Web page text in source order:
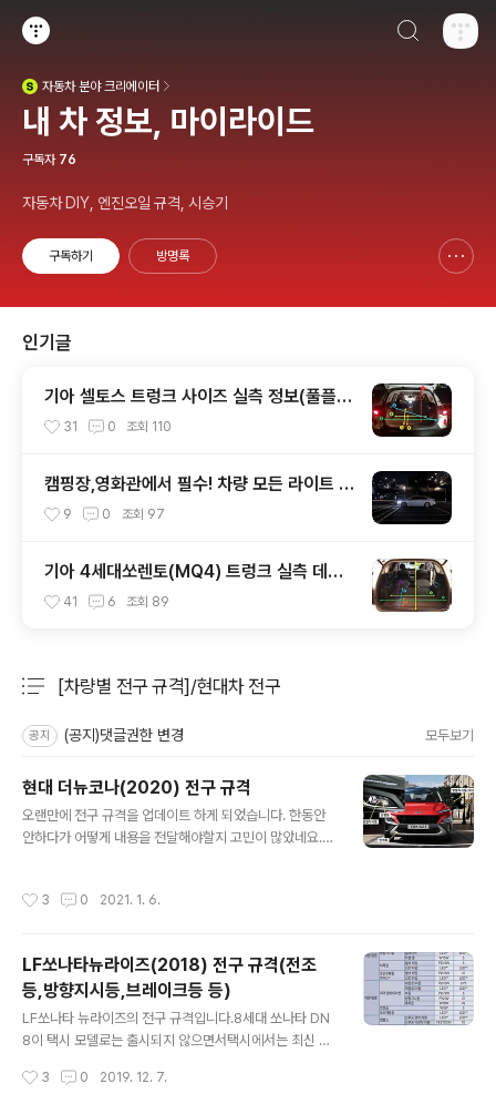
자동차분야 크리에이터
내 차 정보, 마이라이드
구독자 76
자동차 DIY, 엔진오일 규격, 시승기
구독하기 방명록
인기글
기아 셀토스 트렁크 사이즈 실측 정보(풀플렛
등)31 0 조회 110
캠핑장,영화관에서 필수! 차량 모든 라이트 끄
는 방법(주간주행등DRL포함)
9 0 조회 97
기아 4세대쏘렌토(MQ4) 트렁크 실측 데이
터(적재함 크기,길이,높이,너비)
41 6 조회 89
[차량별 전구 규격]/현대차 전구
공지 (공지)댓글권한 변경 모두보기
현대 더뉴코나(2020) 전구 규격
오랜만에 전구 규격을 업데이트 하게 되었습니다. 한동안
안하다가 어떻게 내용을 전달해야할지 고민이 많았네요.
습니다. 더뉴코나는 옵션에 따라서 낮은 트림은 일반 벌브
을 설명드리는 이유는 헤드램프 종류에 따라 방향지시등
위치가 아예 다르다는 점입니다. LED 타입의 경우는 주간
주행등이 있는 곳에 방향지시등이 들어가는데 반해, 벌브
형은 헤드램프에 방향지시등이 있는 것으로 확인됩니다.
는데 LED 타입에서는 없는 것으로 보이는데 취급설..
3 0 2021. 1. 6.
LF쏘나타뉴라이즈(2018) 전구 규격(전조
등,방향지시등,브레이크등 등)
LF쏘나타 뉴라이즈의 전구 규격입니다.8세대 쏘나타 DN
8이 택시 모델로는 출시되지 않으면서택시에서는 최신 모
전구 규격(전조등,방향지시등,브레이크등 등) FRONT전
3 0 2019. 12. 7.